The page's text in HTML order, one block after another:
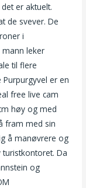
er aktuelt.
de svever. De
i
leker
til flere
er en
free live cam
høy og med
fram med sin
å manøvrere og
Da
og